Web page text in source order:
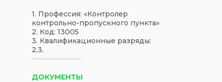
ДОКУМЕНТЫ
1. Профессия: «Контролер
контрольно-пропускного пункта»
2. Код: 13005
3. Квалификационные разряды:
2,3.